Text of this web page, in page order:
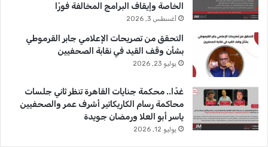
الخاصة وإيقاف البرامج المخالفة فورًا
أغسطس 3, 2026
التحقق من تصريحات الإعلامي جابر القرموطي
بشأن وقف القيد في نقابة الصحفيين
يوليو 23, 2026
غدًا.. محكمة جنايات القاهرة تنظر ثاني جلسات
محاكمة رسام الكاريكاتير أشرف عمر والصحفيين
ياسر أبو العلا ورمضان جويدة
يوليو 12, 2026